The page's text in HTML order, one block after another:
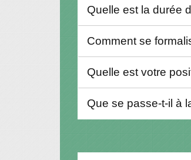
Quelle est la durée
Comment se
Quelle est votre
Que se passe-t-il à